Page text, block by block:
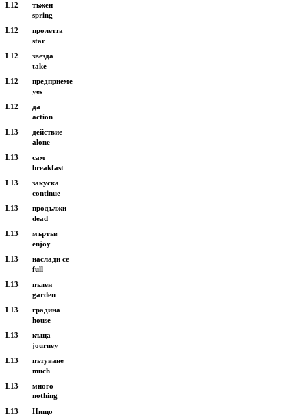
L12
L12
L12
L12
L12
L13
L13
L13
L13
L13
L13
L13
L13
L13
L13
L13
L13
spring
star
take
yes
action
alone
breakfast
continue
dead
enjoy
full
garden
house
journey
much
nothing
тъжен
пролетта
звезда
предприеме
да
действие
сам
закуска
продължи
мъртъв
наслади се
пълен
градина
къща
пътуване
много
Нищо